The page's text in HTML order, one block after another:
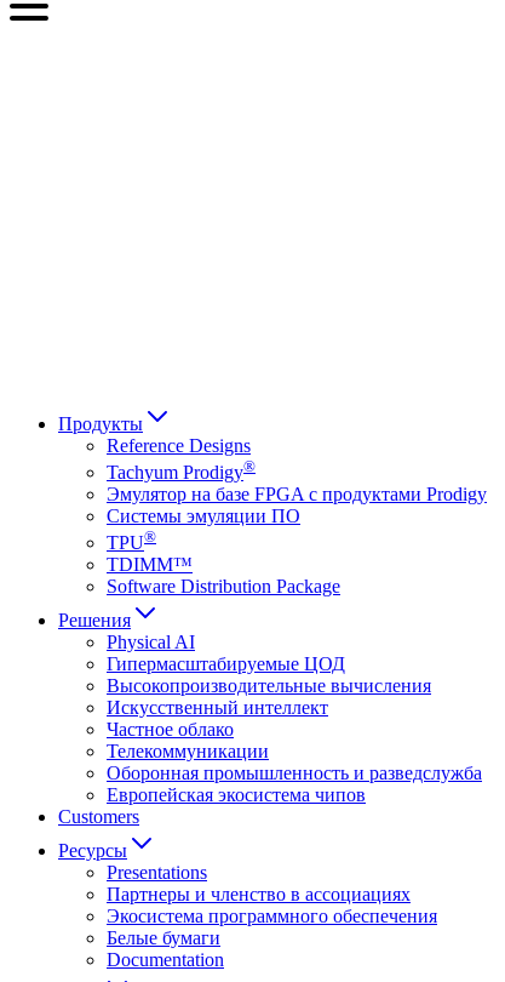
Продукты
Reference Designs
Tachyum Prodigy®
Эмулятор на базе FPGA с продуктами Prodigy
Системы эмуляции ПО
TPU®
TDIMM™
Software Distribution Package
Решения
Physical AI
Гипермасштабируемые ЦОД
Высокопроизводительные вычисления
Искусственный интеллект
Частное облако
Телекоммуникации
Оборонная промышленность и разведслужба
Европейская экосистема чипов
Customers
Ресурсы
Presentations
Партнеры и членство в ассоциациях
Экосистема программного обеспечения
Белые бумаги
Documentation